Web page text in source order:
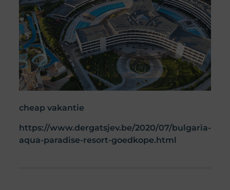
cheap vakantie
https://www.dergatsjev.be/2020/07/bulgaria-
aqua-paradise-resort-goedkope.html